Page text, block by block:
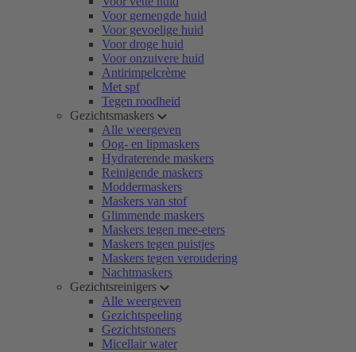
Voor gemengde huid
Voor gevoelige huid
Voor droge huid
Voor onzuivere huid
Antirimpelcrème
Met spf
Tegen roodheid
Gezichtsmaskers
Alle weergeven
Oog- en lipmaskers
Hydraterende maskers
Reinigende maskers
Moddermaskers
Maskers van stof
Glimmende maskers
Maskers tegen mee-eters
Maskers tegen puistjes
Maskers tegen veroudering
Nachtmaskers
Gezichtsreinigers
Alle weergeven
Gezichtspeeling
Gezichtstoners
Micellair water